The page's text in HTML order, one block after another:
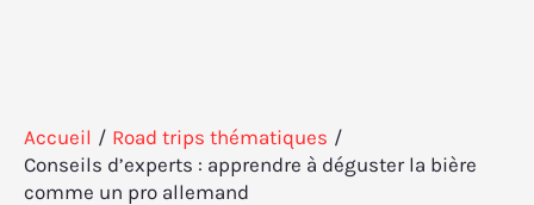
Accueil
Road trips thématiques
Conseils d’experts : apprendre à déguster la bière
comme un pro allemand